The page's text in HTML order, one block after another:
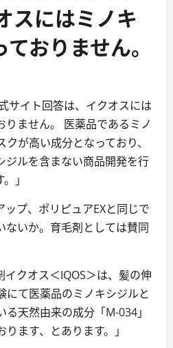
スにはミノキ
おりません。
サイト回答は、イクオスには
りません。 医薬品であるミノ
が高い成分となっており、
ジルを含まない商品開発を行
」
プ、ポリピュアEXと同じで
ないか。育毛剤としては賛同
クオス＜IQOS＞は、髪の伸
にて医薬品のミノキシジルと
天然由来の成分「M-034」
ます、とあります。」